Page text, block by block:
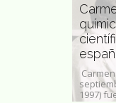
1997)